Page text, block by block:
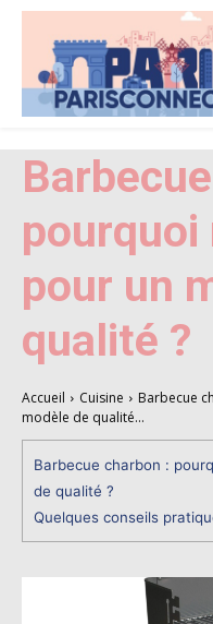
pourquoi
pour un
qualité ?
Accueil Cuisine
Barbecue
modèle de qualité...
Barbecue charbon :
de qualité ?
Quelques conseils